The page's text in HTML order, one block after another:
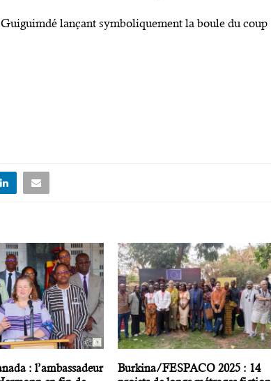
lançant symboliquement la boule du coup
: l’ambassadeur
Burkina/FESPACO 2025 : 14